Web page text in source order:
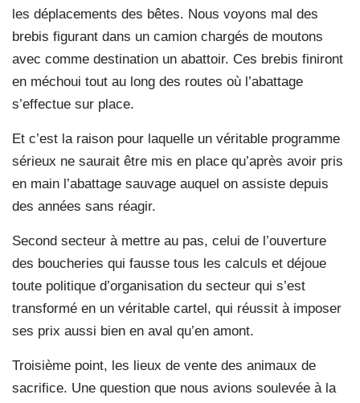
les déplacements des bêtes. Nous voyons mal des
brebis figurant dans un camion chargés de moutons
avec comme destination un abattoir. Ces brebis finiront
en méchoui tout au long des routes où l’abattage
s’effectue sur place.
Et c’est la raison pour laquelle un véritable programme
sérieux ne saurait être mis en place qu’après avoir pris
en main l’abattage sauvage auquel on assiste depuis
des années sans réagir.
Second secteur à mettre au pas, celui de l’ouverture
des boucheries qui fausse tous les calculs et déjoue
toute politique d’organisation du secteur qui s’est
transformé en un véritable cartel, qui réussit à imposer
ses prix aussi bien en aval qu’en amont.
Troisième point, les lieux de vente des animaux de
sacrifice. Une question que nous avions soulevée à la